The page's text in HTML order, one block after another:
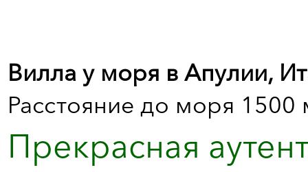
Вилла у моря в Апулии,
Расстояние до моря 1500
Прекрасная